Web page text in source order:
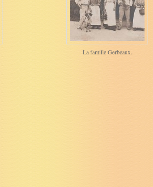
La famille Gerbeaux.